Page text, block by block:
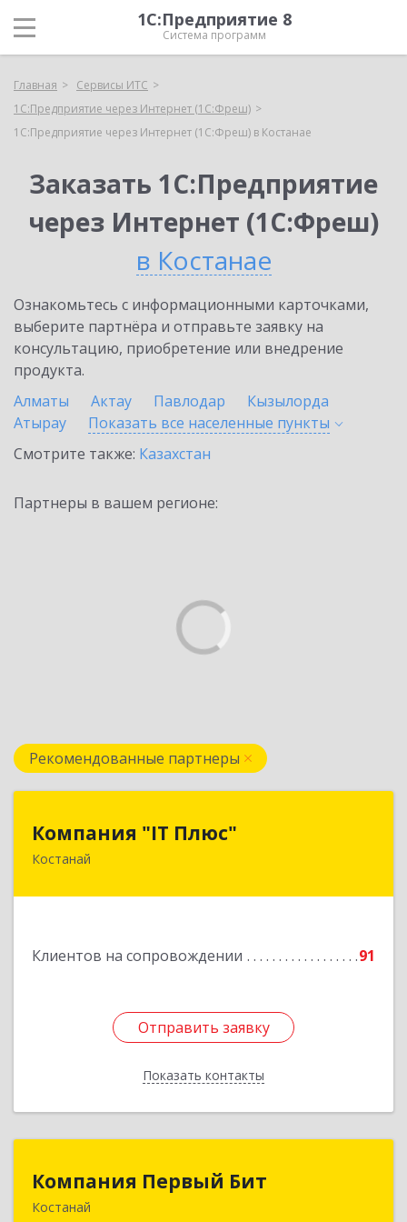
1С:Предприятие 8
Система программ
Главная
Сервисы ИТС
1С:Предприятие через Интернет (1С:Фреш)
1С:Предприятие через Интернет (1С:Фреш) в Костанае
Заказать 1С:Предприятие
через Интернет (1С:Фреш)
в Костанае
Ознакомьтесь с информационными карточками,
выберите партнёра и отправьте заявку на
консультацию, приобретение или внедрение
продукта.
Алматы
Актау Павлодар
Кызылорда
Атырау
Показать все населенные пункты
Смотрите также: Казахстан
Партнеры в вашем регионе:
Рекомендованные партнеры
Компания "IT Плюс"
Костанай
Клиентов на сопровождении 91
Отправить заявку
Показать контакты
Казахстан, г. Костанай, ул. Темирбаева 60
Отправить заявку
Назад
Компания Первый Бит
Костанай
Компания Первый Бит
Республика Казахстан, г. Костанай, Аль-Фараби,